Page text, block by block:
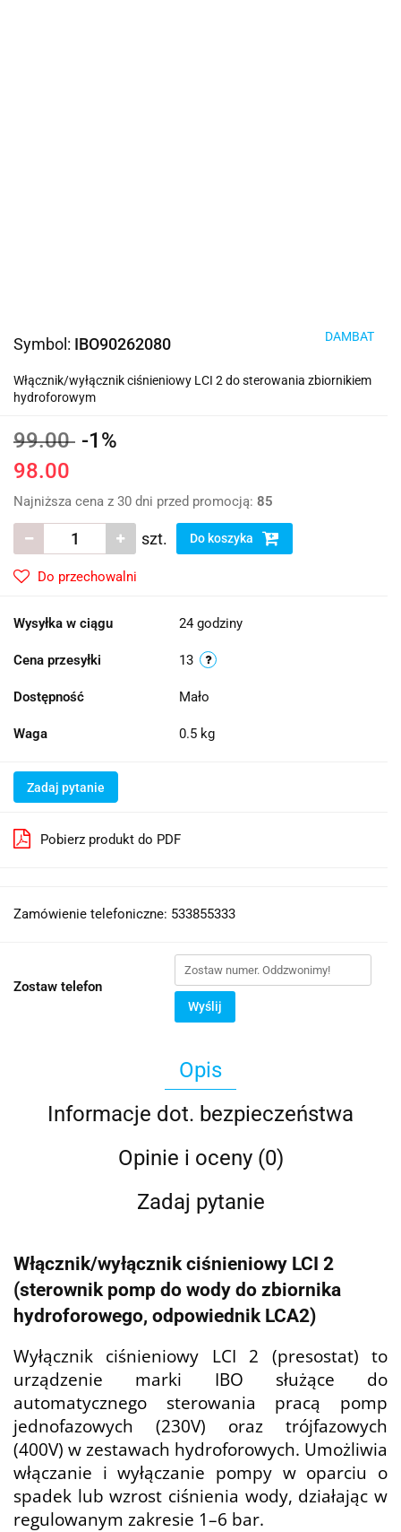
Symbol: IBO90262080 DAMBAT
Włącznik/wyłącznik ciśnieniowy LCI 2 do sterowania zbiornikiem
hydroforowym
99.00 -1%
98.00
Najniższa cena z 30 dni przed promocją: 85
szt. Do koszyka
Do przechowalni
Wysyłka w ciągu 24 godziny
Cena przesyłki 13
Dostępność Mało
Waga 0.5 kg
Zadaj pytanie
Pobierz produkt do PDF
Zamówienie telefoniczne: 533855333
Zostaw telefon
Wyślij
Opis
Informacje dot. bezpieczeństwa
Opinie i oceny (0)
Zadaj pytanie
Włącznik/wyłącznik ciśnieniowy LCI 2
(sterownik pomp do wody do zbiornika
hydroforowego, odpowiednik LCA2)
Wyłącznik ciśnieniowy LCI 2 (presostat) to
urządzenie marki IBO służące do
automatycznego sterowania pracą pomp
jednofazowych (230V) oraz trójfazowych
(400V) w zestawach hydroforowych. Umożliwia
włączanie i wyłączanie pompy w oparciu o
spadek lub wzrost ciśnienia wody, działając w
regulowanym zakresie 1–6 bar.